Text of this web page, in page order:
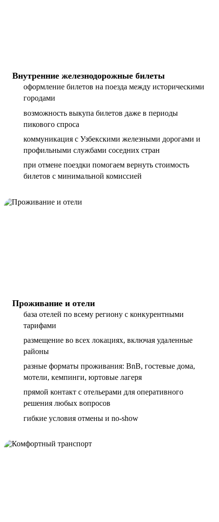
Внутренние железнодорожные билеты
оформление билетов на поезда между историческими
городами
возможность выкупа билетов даже в периоды
пикового спроса
коммуникация с Узбекскими железными дорогами и
профильными службами соседних стран
при отмене поездки помогаем вернуть стоимость
билетов с минимальной комиссией
Проживание и отели
база отелей по всему региону с конкурентными
тарифами
размещение во всех локациях, включая удаленные
районы
разные форматы проживания: BnB, гостевые дома,
мотели, кемпинги, юртовые лагеря
прямой контакт с отельерами для оперативного
решения любых вопросов
гибкие условия отмены и no-show